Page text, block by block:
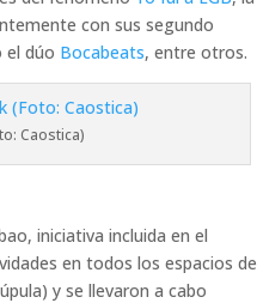
con sus segundo
el dúo Bocabeats, entre otros.
Caostica)
iniciativa incluida en el
en todos los espacios de
y se llevaron a cabo